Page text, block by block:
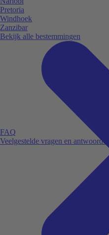
FAQ
Veelgestelde vragen en antwoorden.
Pretoria
Windhoek
Zanzibar
Bekijk alle bestemmingen